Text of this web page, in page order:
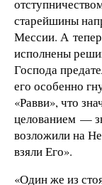
старейшины
Мессии. А
исполнены
Господа
его особенно
«Равви», что
целованием —
возложили на
взяли Его».
«Один же из